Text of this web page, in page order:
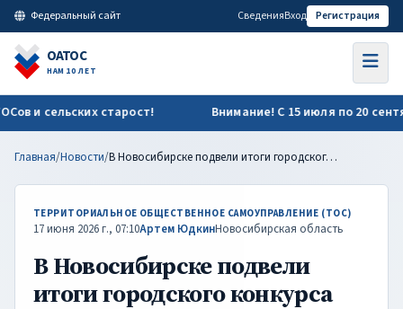
В Новосибирске подвели итоги городского конкурса
Федеральный сайт СведенияВход Регистрация
ОАТОС
НАМ 10 ЛЕТ
и сельских старост! Внимание! С 15 июля по 20
Главная/Новости/ В Новосибирске подвели итоги городского конкурса ТОСовских проектов
ТЕРРИТОРИАЛЬНОЕ ОБЩЕСТВЕННОЕ САМОУПРАВЛЕНИЕ (ТОС)
17 июня 2026 г., 07:10Артем ЮдкинНовосибирская область
В Новосибирске подвели
итоги городского конкурса